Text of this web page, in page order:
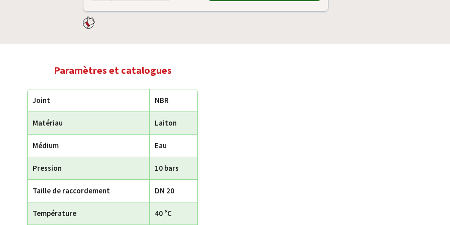
Paramètres et catalogues
Joint NBR
Matériau Laiton
Médium Eau
Pression 10 bars
Taille de raccordement DN 20
Température 40 °C